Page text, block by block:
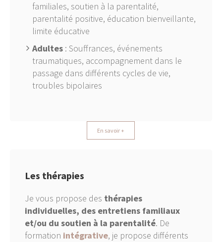
familiales, soutien à la parentalité,
parentalité positive, éducation bienveillante,
limite éducative
Adultes : Souffrances, événements
traumatiques, accompagnement dans le
passage dans différents cycles de vie,
troubles bipolaires
En savoir +
Les thérapies
Je vous propose des thérapies
individuelles, des entretiens familiaux
et/ou du soutien à la parentalité. De
formation intégrative, je propose différents